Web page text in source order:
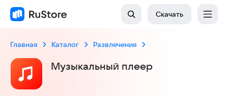
Скачать
Главная Каталог Развлечения
Музыкальный плеер